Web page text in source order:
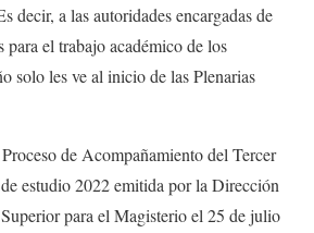
decir, a las autoridades encargadas de
el trabajo académico de los
solo les ve al inicio de las Plenarias
de Acompañamiento del Tercer
estudio 2022 emitida por la Dirección
para el Magisterio el 25 de julio